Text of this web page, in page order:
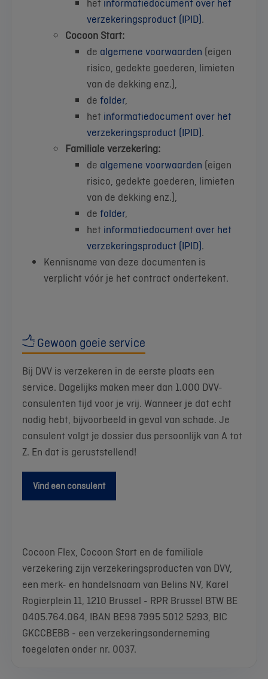
verzekeringsproduct (IPID).
Cocoon Start:
de algemene voorwaarden (eigen
risico, gedekte goederen, limieten
van de dekking enz.),
de folder,
het informatiedocument over het
verzekeringsproduct (IPID).
Familiale verzekering:
de algemene voorwaarden (eigen
risico, gedekte goederen, limieten
van de dekking enz.),
de folder,
het informatiedocument over het
verzekeringsproduct (IPID).
Kennisname van deze documenten is
verplicht vóór je het contract ondertekent.
Gewoon goeie service
Bij DVV is verzekeren in de eerste plaats een
service. Dagelijks maken meer dan 1.000 DVV-
consulenten tijd voor je vrij. Wanneer je dat echt
nodig hebt, bijvoorbeeld in geval van schade. Je
consulent volgt je dossier dus persoonlijk van A tot
Z. En dat is geruststellend!
Vind een consulent
Cocoon Flex, Cocoon Start en de familiale
verzekering zijn verzekeringsproducten van DVV,
een merk- en handelsnaam van Belins NV, Karel
Rogierplein 11, 1210 Brussel - RPR Brussel BTW BE
0405.764.064, IBAN BE98 7995 5012 5293, BIC
GKCCBEBB - een verzekeringsonderneming
toegelaten onder nr. 0037.